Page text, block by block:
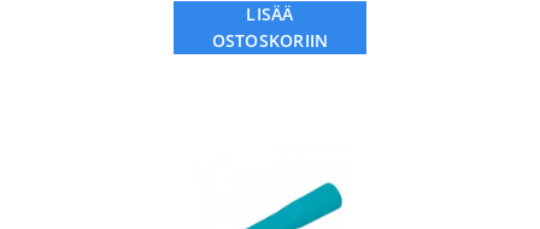
LISÄÄ
OSTOSKORIIN